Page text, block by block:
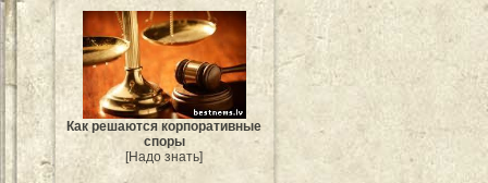
Как решаются корпоративные
споры
[Надо знать]